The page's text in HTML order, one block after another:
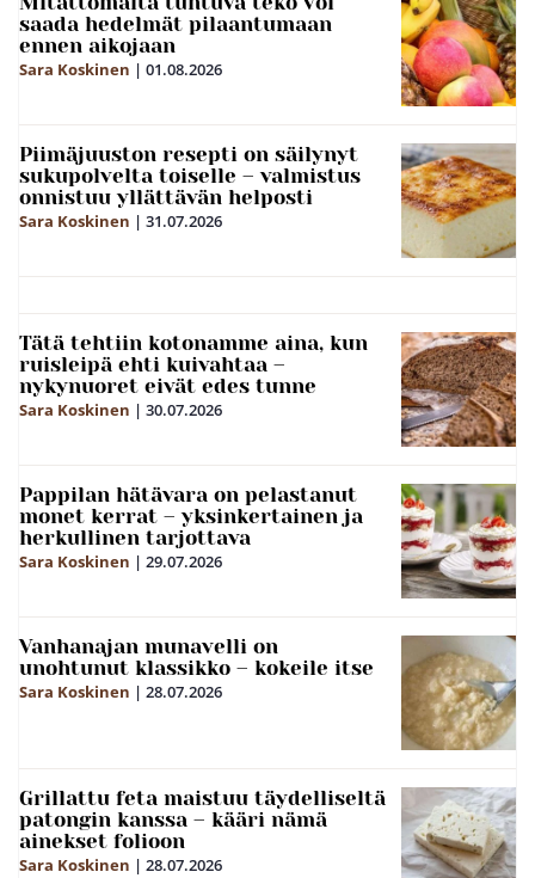
saada hedelmät pilaantumaan
ennen aikojaan
Sara Koskinen | 01.08.2026
Piimäjuuston resepti on säilynyt
sukupolvelta toiselle – valmistus
onnistuu yllättävän helposti
Sara Koskinen | 31.07.2026
Tätä tehtiin kotonamme aina, kun
ruisleipä ehti kuivahtaa –
nykynuoret eivät edes tunne
Sara Koskinen | 30.07.2026
Pappilan hätävara on pelastanut
monet kerrat – yksinkertainen ja
herkullinen tarjottava
Sara Koskinen | 29.07.2026
Vanhanajan munavelli on
unohtunut klassikko – kokeile itse
Sara Koskinen | 28.07.2026
Grillattu feta maistuu täydelliseltä
patongin kanssa – kääri nämä
ainekset folioon
Sara Koskinen | 28.07.2026